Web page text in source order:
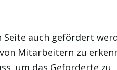
auch gefördert
Mitarbeitern zu
um das Geforderte zu